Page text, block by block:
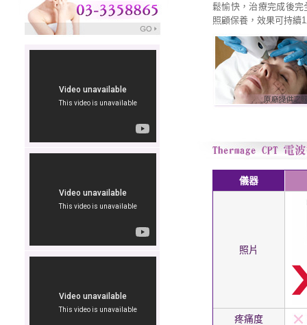
鬆愉快，治療完成後
照顧保養，效果可持續
儀器
照片
疼痛度